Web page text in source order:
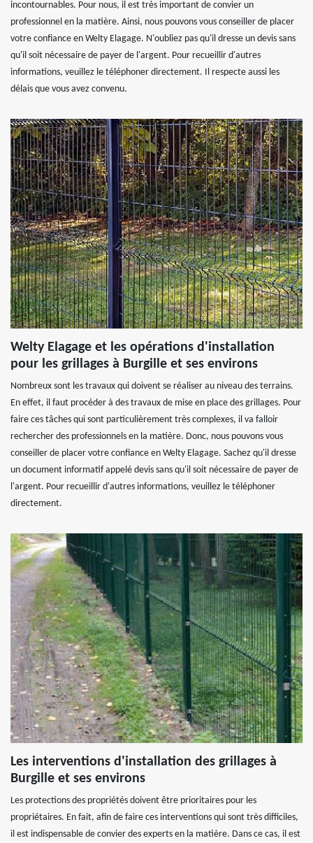
incontournables. Pour nous, il est très important de convier un
professionnel en la matière. Ainsi, nous pouvons vous conseiller de placer
votre confiance en Welty Elagage. N'oubliez pas qu'il dresse un devis sans
qu'il soit nécessaire de payer de l'argent. Pour recueillir d'autres
informations, veuillez le téléphoner directement. Il respecte aussi les
délais que vous avez convenu.
Welty Elagage et les opérations d'installation
pour les grillages à Burgille et ses environs
Nombreux sont les travaux qui doivent se réaliser au niveau des terrains.
En effet, il faut procéder à des travaux de mise en place des grillages. Pour
faire ces tâches qui sont particulièrement très complexes, il va falloir
rechercher des professionnels en la matière. Donc, nous pouvons vous
conseiller de placer votre confiance en Welty Elagage. Sachez qu'il dresse
un document informatif appelé devis sans qu'il soit nécessaire de payer de
l'argent. Pour recueillir d'autres informations, veuillez le téléphoner
directement.
Les interventions d'installation des grillages à
Burgille et ses environs
Les protections des propriétés doivent être prioritaires pour les
propriétaires. En fait, afin de faire ces interventions qui sont très difficiles,
il est indispensable de convier des experts en la matière. Dans ce cas, il est